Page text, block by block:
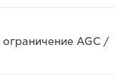
AGC /